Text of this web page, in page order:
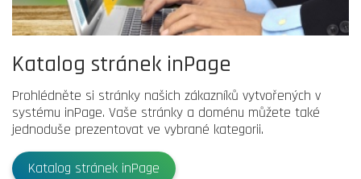
Katalog stránek inPage
Prohlédněte si stránky našich zákazníků vytvořených v
systému inPage. Vaše stránky a doménu můžete také
jednoduše prezentovat ve vybrané kategorii.
Katalog stránek inPage